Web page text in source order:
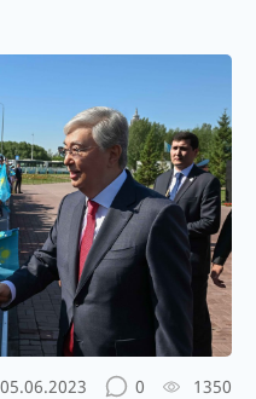
05.06.2023 0 1350